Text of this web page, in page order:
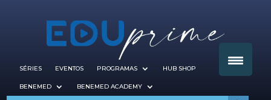
SÉRIES EVENTOS PROGRAMAS HUB SHOP
BENEMED BENEMED ACADEMY